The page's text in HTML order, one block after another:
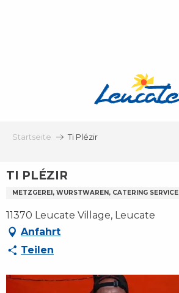
Startseite Ti Plézir
TI PLÉZIR
METZGEREI, WURSTWAREN, CATERING SERVICE
11370 Leucate Village, Leucate
Anfahrt
Teilen